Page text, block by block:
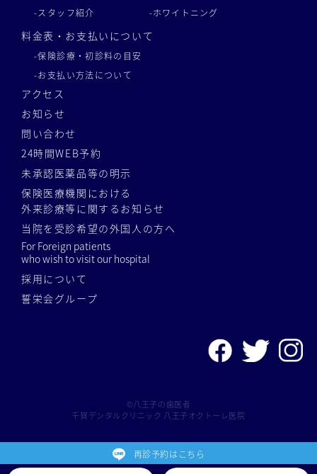
再診予約はこちら
-スタッフ紹介
-ホワイトニング
料金表・お支払いについて
-保険診療・初診料の目安
-お支払い方法について
アクセス
お知らせ
問い合わせ
24時間WEB予約
未承認医薬品等の明示
保険医療機関における
外来診療等に関するお知らせ
当院を受診希望の外国人の方へ
For Foreign patients
who wish to visit our hospital
採用について
誓栄会グループ
©八王子の歯医者
千賀デンタルクリニック 八王子オクトーレ医院